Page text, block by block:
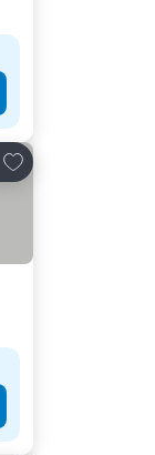
Agregar a favoritos